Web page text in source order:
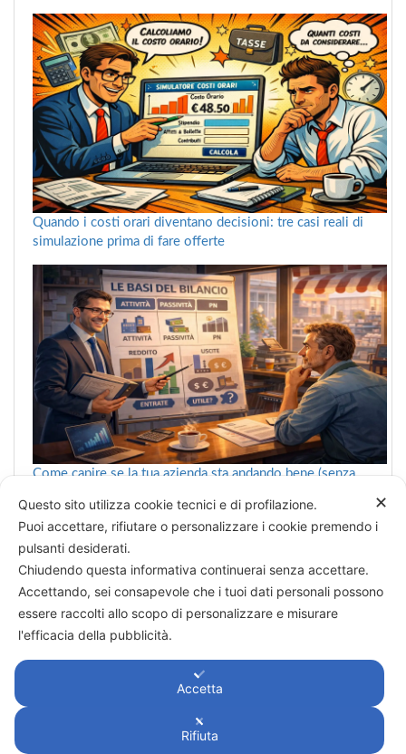
Quando i costi orari diventano decisioni: tre casi reali di
simulazione prima di fare offerte
Come capire se la tua azienda sta andando bene (senza
Categorie
→Decidere è vedere
✕
Questo sito utilizza cookie tecnici e di profilazione.
Puoi accettare, rifiutare o personalizzare i cookie premendo i
pulsanti desiderati.
Chiudendo questa informativa continuerai senza accettare.
Accettando, sei consapevole che i tuoi dati personali possono
essere raccolti allo scopo di personalizzare e misurare
l'efficacia della pubblicità.
Accetta
Rifiuta